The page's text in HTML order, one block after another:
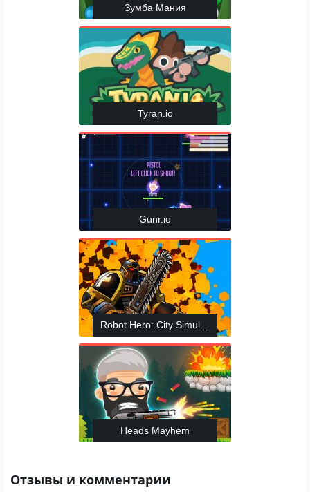
Зумба Мания
Tyran.io
Gunr.io
Robot Hero: City Simulator 3D
Heads Mayhem
Отзывы и комментарии